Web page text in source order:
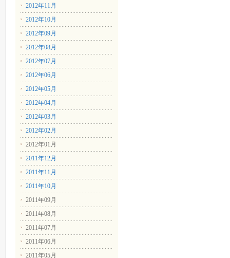
2012年11月
2012年10月
2012年09月
2012年08月
2012年07月
2012年06月
2012年05月
2012年04月
2012年03月
2012年02月
2012年01月
2011年12月
2011年11月
2011年10月
2011年09月
2011年08月
2011年07月
2011年06月
2011年05月